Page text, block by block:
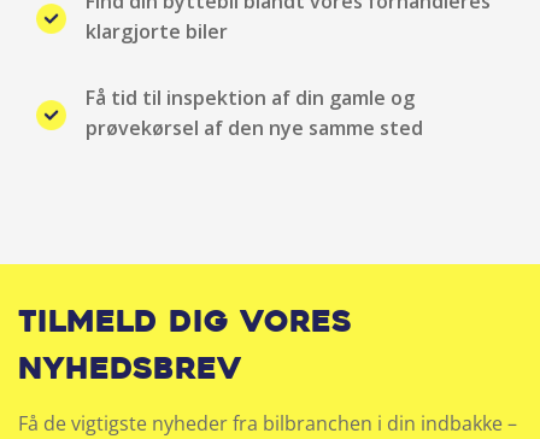
klargjorte biler
Få tid til inspektion af din gamle og
prøvekørsel af den nye samme sted
Tilmeld dig vores
nyhedsbrev
Få de vigtigste nyheder fra bilbranchen i din indbakke –